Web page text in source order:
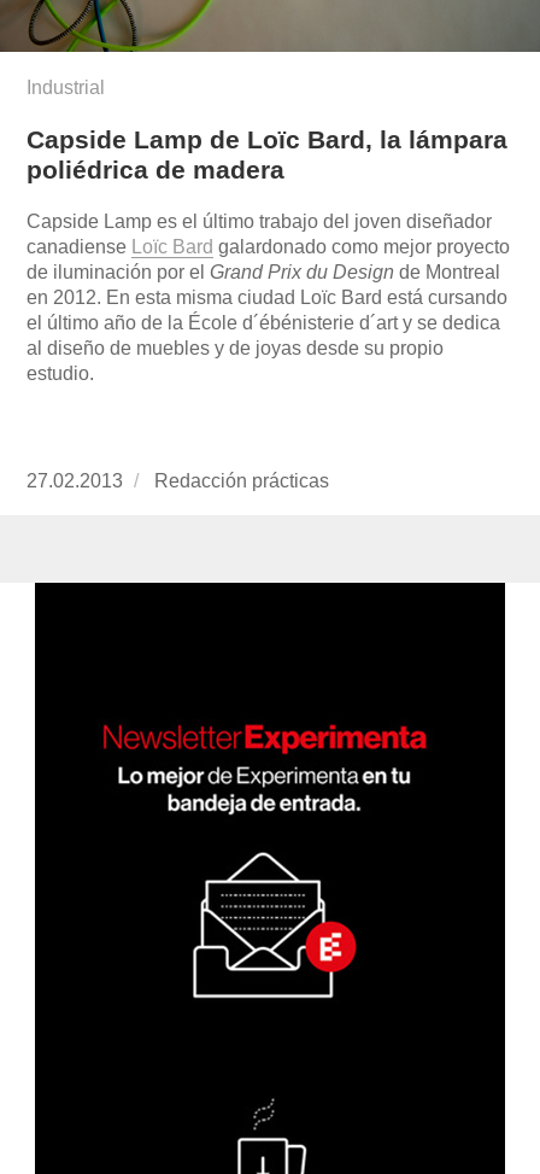
Industrial
Capside Lamp de Loïc Bard, la lámpara
poliédrica de madera
Capside Lamp es el último trabajo del joven diseñador
canadiense
Loïc Bard galardonado como mejor proyecto
de iluminación por elGrand Prix du Design de Montreal
en 2012. En esta misma ciudad Loïc Bard está cursando
el último año de la École d´ébénisterie d´art y se dedica
al diseño de muebles y de joyas desde su propio
estudio.
Publicado
27.02.2013
https://www.experimenta.es/author/redaccion-
Redacción prácticas